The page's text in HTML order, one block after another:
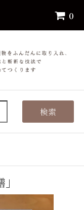
0
検索